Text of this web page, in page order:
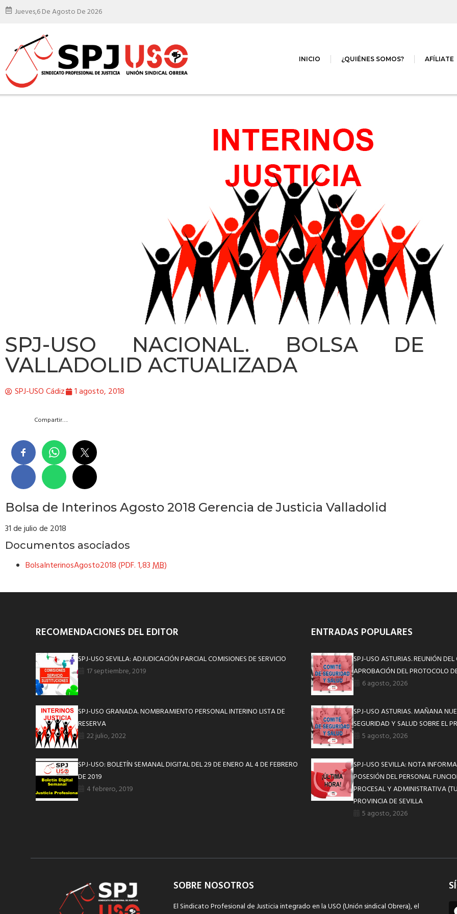
Jueves,6 De Agosto De 2026
INICIO ¿QUIÉNES SOMOS? AFÍLIATE
SPJ-USO NACIONAL. BOLSA DE
VALLADOLID ACTUALIZADA
SPJ-USO Cádiz 1 agosto, 2018
Compartir….
Bolsa de Interinos Agosto 2018 Gerencia de Justicia Valladolid
31 de julio de 2018
Documentos asociados
BolsaInterinosAgosto2018 (PDF. 1,83MB)
RECOMENDACIONES DEL EDITOR
SPJ-USO SEVILLA: ADJUDICACIÓN PARCIAL COMISIONES DE SERVICIO
17 septiembre, 2019
SPJ-USO GRANADA. NOMBRAMIENTO PERSONAL INTERINO LISTA DE
RESERVA
22 julio, 2022
SPJ-USO: BOLETÍN SEMANAL DIGITAL DEL 29 DE ENERO AL 4 DE FEBRERO
DE 2019
4 febrero, 2019
ENTRADAS POPULARES
SPJ-USO ASTURIAS. REUNIÓN
APROBACIÓN DEL PROTOCOLO
6 agosto, 2026
SPJ-USO ASTURIAS. MAÑANA
SEGURIDAD Y SALUD SOBRE EL
5 agosto, 2026
SPJ-USO SEVILLA: NOTA
POSESIÓN DEL PERSONAL
PROCESAL Y ADMINISTRATIVA
PROVINCIA DE SEVILLA
5 agosto, 2026
SOBRE NOSOTROS
El Sindicato Profesional de Justicia integrado en la USO (Unión sindical Obrera), el